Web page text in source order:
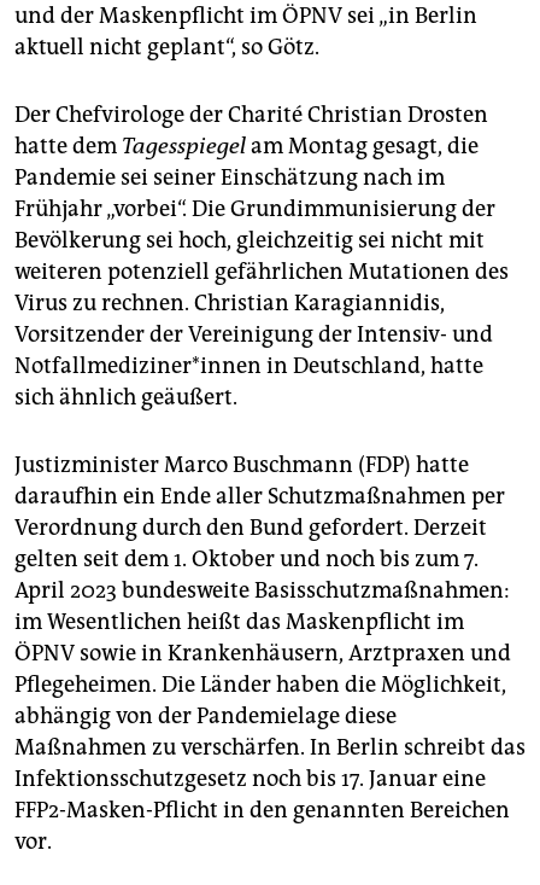
und der Maskenpflicht im ÖPNV sei „in Berlin
aktuell nicht geplant“, so Götz.
Der Chefvirologe der Charité Christian Drosten
hatte dem Tagesspiegelam Montag gesagt, die
Pandemie sei seiner Einschätzung nach im
Frühjahr „vorbei“. Die Grundimmunisierung der
Bevölkerung sei hoch, gleichzeitig sei nicht mit
weiteren potenziell gefährlichen Mutationen des
Virus zu rechnen. Christian Karagiannidis,
Vorsitzender der Vereinigung der Intensiv- und
Not­fall­me­di­zi­ne­r*in­nen in Deutschland, hatte
sich ähnlich geäußert.
Justizminister Marco Buschmann (FDP) hatte
daraufhin ein Ende aller Schutzmaßnahmen per
Verordnung durch den Bund gefordert. Derzeit
gelten seit dem 1. Oktober und noch bis zum 7.
April 2023 bundesweite Basisschutzmaßnahmen:
im Wesentlichen heißt das Maskenpflicht im
ÖPNV sowie in Krankenhäusern, Arztpraxen und
Pflegeheimen. Die Länder haben die Möglichkeit,
abhängig von der Pandemielage diese
Maßnahmen zu verschärfen. In Berlin schreibt das
Infektionsschutzgesetz noch bis 17. Januar eine
FFP2-Masken-Pflicht in den genannten Bereichen
vor.